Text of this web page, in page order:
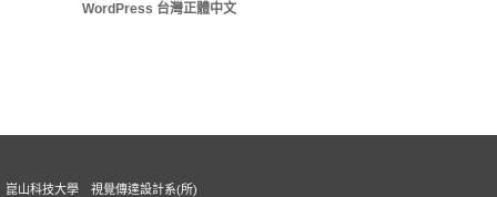
WordPress 台灣正體中文
崑山科技大學 視覺傳達設計系(所)